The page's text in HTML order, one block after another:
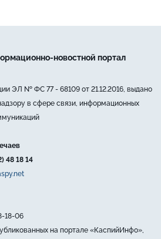
новостной портал
ЭЛ № ФС 77 - 68109 от 21.12.2016, выдано
в сфере связи, информационных
48 18 14
18-06
на портале «КаспийИнфо»,